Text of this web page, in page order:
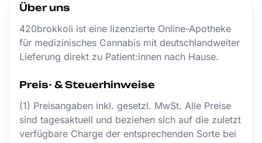
Über uns
420brokkoli ist eine lizenzierte Online-Apotheke
für medizinisches Cannabis mit deutschlandweiter
Lieferung direkt zu Patient:innen nach Hause.
Preis- & Steuerhinweise
(1) Preisangaben inkl. gesetzl. MwSt. Alle Preise
sind tagesaktuell und beziehen sich auf die zuletzt
verfügbare Charge der entsprechenden Sorte bei